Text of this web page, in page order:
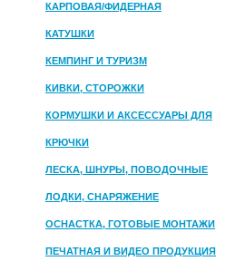
КАРПОВАЯ/ФИДЕРНАЯ
КАТУШКИ
КЕМПИНГ И ТУРИЗМ
КИВКИ, СТОРОЖКИ
КОРМУШКИ И АКСЕССУАРЫ ДЛЯ
ПРИКОРМКИ
КРЮЧКИ
ЛЕСКА, ШНУРЫ, ПОВОДОЧНЫЕ
МАТЕРИАЛЫ
ЛОДКИ, СНАРЯЖЕНИЕ
ОСНАСТКА, ГОТОВЫЕ МОНТАЖИ
ПЕЧАТНАЯ И ВИДЕО ПРОДУКЦИЯ